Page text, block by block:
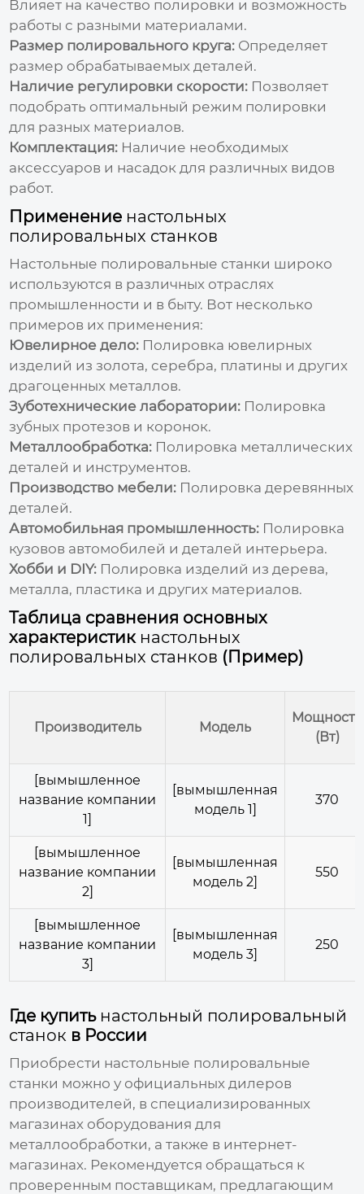
Влияет на качество полировки и возможность
работы с разными материалами.
Размер полировального круга: Определяет
размер обрабатываемых деталей.
Наличие регулировки скорости: Позволяет
подобрать оптимальный режим полировки
для разных материалов.
Комплектация: Наличие необходимых
аксессуаров и насадок для различных видов
работ.
Применение настольных
полировальных станков
Настольные полировальные станки широко
используются в различных отраслях
промышленности и в быту. Вот несколько
примеров их применения:
Ювелирное дело: Полировка ювелирных
изделий из золота, серебра, платины и других
драгоценных металлов.
Зуботехнические лаборатории: Полировка
зубных протезов и коронок.
Металлообработка: Полировка металлических
деталей и инструментов.
Производство мебели: Полировка деревянных
деталей.
Автомобильная промышленность: Полировка
кузовов автомобилей и деталей интерьера.
Хобби и DIY: Полировка изделий из дерева,
металла, пластика и других материалов.
Таблица сравнения основных
характеристик настольных
полировальных станков (Пример)
Производитель Модель
Мощность
(Вт)
[вымышленное
название компании
1]
[вымышленная
модель 1]
370
[вымышленное
название компании
2]
[вымышленная
модель 2]
550
[вымышленное
название компании
3]
[вымышленная
модель 3]
250
Где купить настольный полировальный
станок в России
Приобрести настольные полировальные
станки можно у официальных дилеров
производителей, в специализированных
магазинах оборудования для
металлообработки, а также в интернет-
магазинах. Рекомендуется обращаться к
проверенным поставщикам, предлагающим